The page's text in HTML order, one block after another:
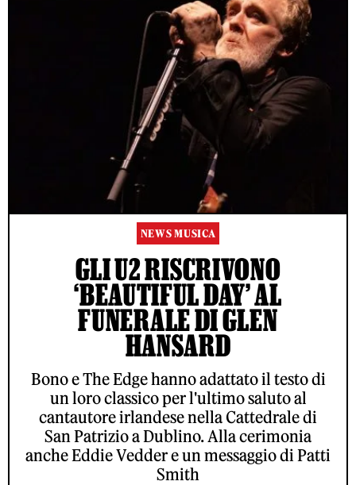
NEWS MUSICA
GLI U2 RISCRIVONO
‘BEAUTIFUL DAY’ AL
FUNERALE DI GLEN
HANSARD
Bono e The Edge hanno adattato il testo di
un loro classico per l'ultimo saluto al
cantautore irlandese nella Cattedrale di
San Patrizio a Dublino. Alla cerimonia
anche Eddie Vedder e un messaggio di Patti
Smith